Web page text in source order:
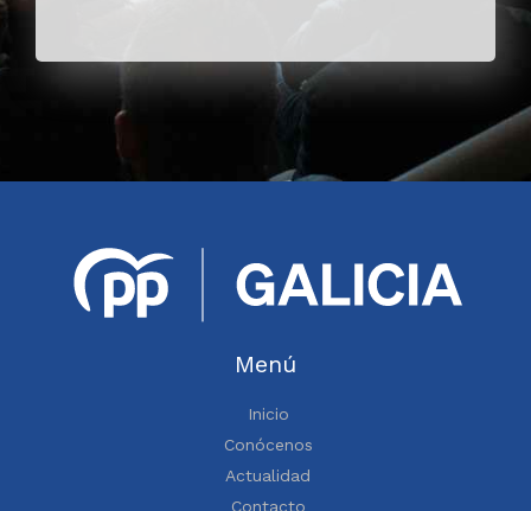
Menú
Inicio
Conócenos
Actualidad
Contacto